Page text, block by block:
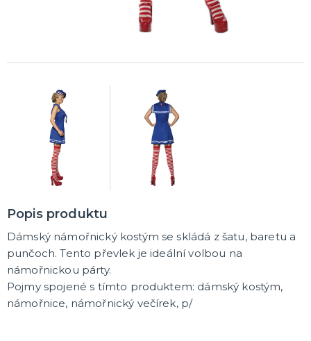
Podvazky a placky s nápisem
Doplňky pro budoucí nevěstu
Doplňky pro budoucího ženicha
Hry na rozlučku se svobodou
NOVINKY !
Popis produktu
Dámský námořnický kostým se skládá z šatu, baretu a
punčoch. Tento převlek je ideální volbou na
námořnickou párty.
Pojmy spojené s tímto produktem: dámský kostým,
námořnice, námořnický večírek, p/